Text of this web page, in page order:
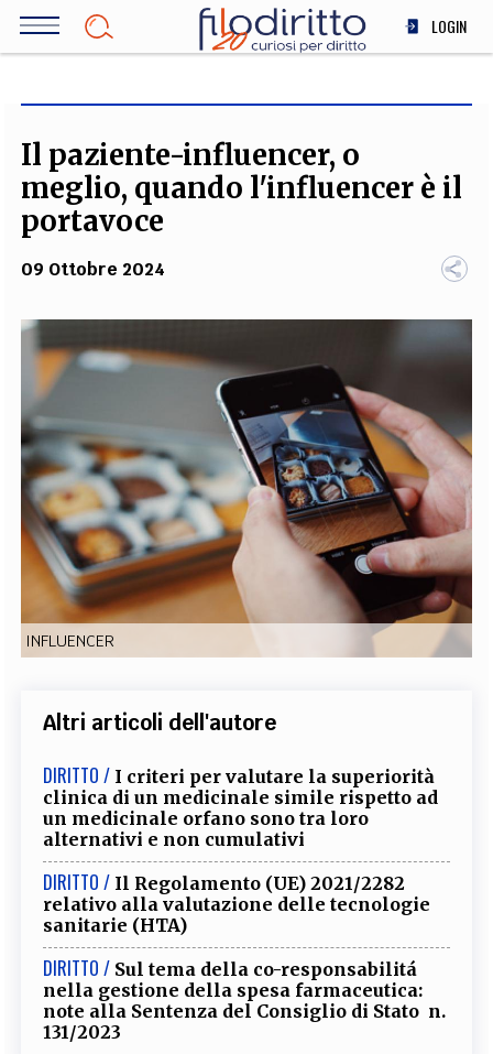
Salta
LOGIN
SOCIETÀ
MEDICINA
TEAM
FILODIRITTO REDAZIONE COMITATO SCIENTIFICO AUTORI CURATORI
FOTOGRAFI
PARTNER COLLABORA CON NOI
EXTRA
CODICI RUBRICHE LIBRI PROCEEDINGS PUBBLICITÀ CONTATTI
SOCIAL MEDIA
Il paziente-influencer, o
meglio, quando l'influencer è il
portavoce
09 Ottobre 2024
INFLUENCER
Altri articoli dell'autore
DIRITTO / I criteri per valutare la superiorità
clinica di un medicinale simile rispetto ad
un medicinale orfano sono tra loro
alternativi e non cumulativi
DIRITTO / Il Regolamento (UE) 2021/2282
relativo alla valutazione delle tecnologie
sanitarie (HTA)
DIRITTO / Sul tema della co-responsabilitá
nella gestione della spesa farmaceutica:
note alla Sentenza del Consiglio di Stato n.
131/2023